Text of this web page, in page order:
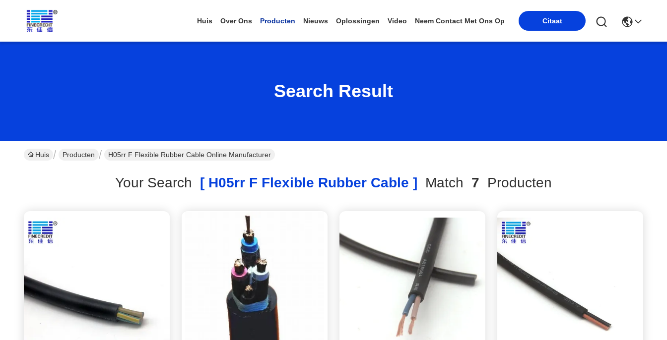
Huis Over Ons Producten Nieuws Oplossingen Video Neem Contact Met Ons Op Citaat
Search Result
Huis Producten H05rr F Flexible Rubber Cable Online Manufacturer
Your Search [ H05rr F Flexible Rubber Cable ] Match 7 Producten